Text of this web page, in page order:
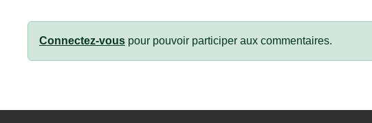
Connectez-vous pour pouvoir participer aux commentaires.